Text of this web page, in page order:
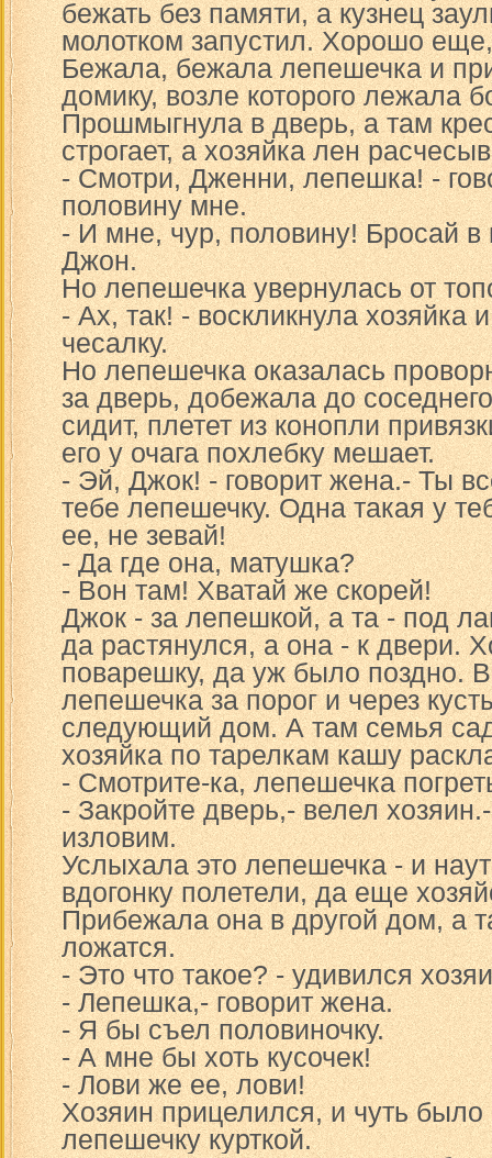
бежать без памяти, а кузнец
молотком запустил. Хорошо
Бежала, бежала лепешечка и
домику, возле которого лежала
Прошмыгнула в дверь, а там
строгает, а хозяйка лен
- Смотри, Дженни, лепешка! -
половину мне.
- И мне, чур, половину! Бросай
Джон.
Но лепешечка увернулась от
- Ах, так! - воскликнула хозяйка
чесалку.
Но лепешечка оказалась
за дверь, добежала до
сидит, плетет из конопли
его у очага похлебку мешает.
- Эй, Джок! - говорит жена.- Ты
тебе лепешечку. Одна такая у
ее, не зевай!
- Да где она, матушка?
- Вон там! Хватай же скорей!
Джок - за лепешкой, а та - под
да растянулся, а она - к двери.
поварешку, да уж было поздно.
лепешечка за порог и через
следующий дом. А там семья
хозяйка по тарелкам кашу
- Смотрите-ка, лепешечка
- Закройте дверь,- велел
изловим.
Услыхала это лепешечка - и
вдогонку полетели, да еще
Прибежала она в другой дом, а
ложатся.
- Это что такое? - удивился
- Лепешка,- говорит жена.
- Я бы съел половиночку.
- А мне бы хоть кусочек!
- Лови же ее, лови!
Хозяин прицелился, и чуть
лепешечку курткой.